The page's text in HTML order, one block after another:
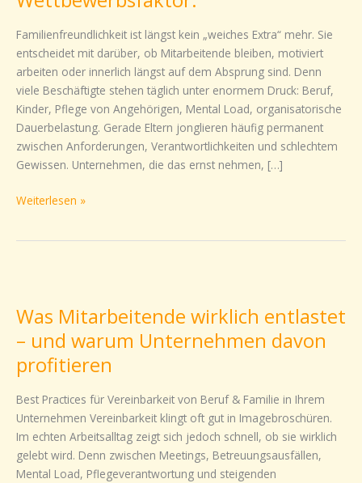
Familienfreundlichkeit ist längst kein „weiches Extra“ mehr. Sie
entscheidet mit darüber, ob Mitarbeitende bleiben, motiviert
arbeiten oder innerlich längst auf dem Absprung sind. Denn
viele Beschäftigte stehen täglich unter enormem Druck: Beruf,
Kinder, Pflege von Angehörigen, Mental Load, organisatorische
Dauerbelastung. Gerade Eltern jonglieren häufig permanent
zwischen Anforderungen, Verantwortlichkeiten und schlechtem
Gewissen. Unternehmen, die das ernst nehmen, […]
Sie
ein
Wettbewerbsfaktor.
Weiterlesen »
Was Mitarbeitende wirklich entlastet
– und warum Unternehmen davon
profitieren
Best Practices für Vereinbarkeit von Beruf & Familie in Ihrem
Unternehmen Vereinbarkeit klingt oft gut in Imagebroschüren.
Im echten Arbeitsalltag zeigt sich jedoch schnell, ob sie wirklich
gelebt wird. Denn zwischen Meetings, Betreuungsausfällen,
Mental Load, Pflegeverantwortung und steigenden
wirklich
und
Unternehmen
davon
profitieren